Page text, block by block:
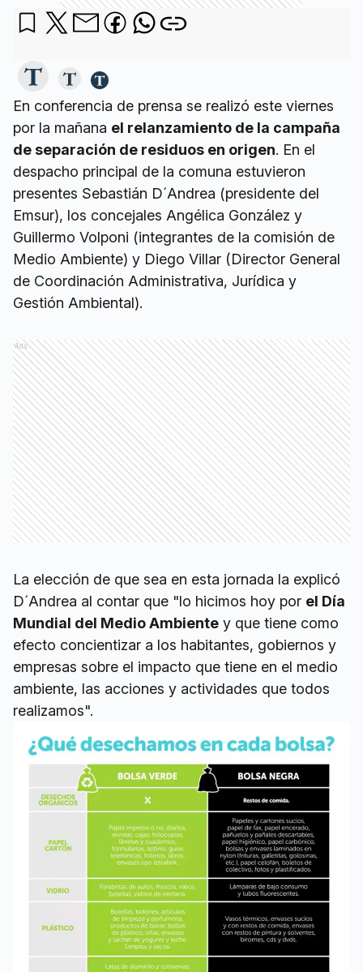
En conferencia de prensa se realizó este viernes
por la mañana el relanzamiento de la campaña
de separación de residuos en origen. En el
despacho principal de la comuna estuvieron
presentes Sebastián D´Andrea (presidente del
Emsur), los concejales Angélica González y
Guillermo Volponi (integrantes de la comisión de
Medio Ambiente) y Diego Villar (Director General
de Coordinación Administrativa, Jurídica y
Gestión Ambiental).
Ads
La elección de que sea en esta jornada la explicó
D´Andrea al contar que "lo hicimos hoy por el Día
Mundial del Medio Ambiente y que tiene como
efecto concientizar a los habitantes, gobiernos y
empresas sobre el impacto que tiene en el medio
ambiente, las acciones y actividades que todos
realizamos".